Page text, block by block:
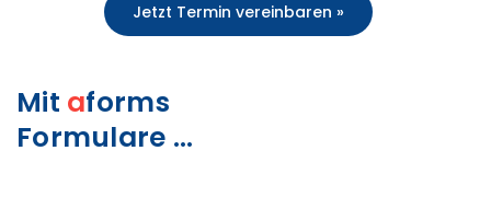
Jetzt Termin vereinbaren »
Mit aforms
Formulare …